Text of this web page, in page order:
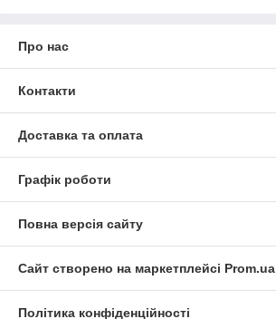
Про нас
Контакти
Доставка та оплата
Графік роботи
Повна версія сайту
Сайт створено на маркетплейсі Prom.ua
Політика конфіденційності